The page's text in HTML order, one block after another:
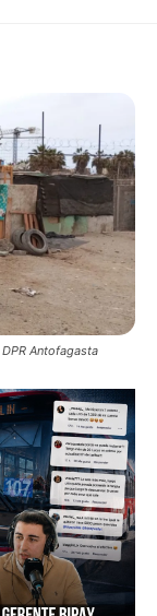
Antofagasta